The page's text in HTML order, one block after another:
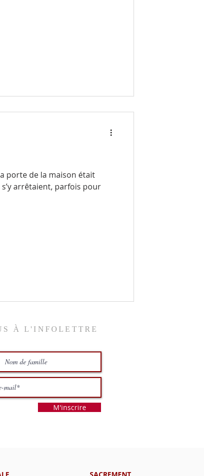
porte de la maison était
À L'INFOLETTRE
M'inscrire
SACREMENT